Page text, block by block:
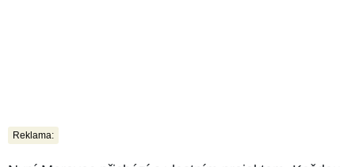
Reklama: